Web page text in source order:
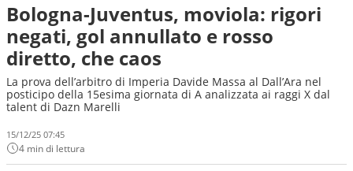
Bologna-Juventus, moviola: rigori
negati, gol annullato e rosso
diretto, che caos
La prova dell’arbitro di Imperia Davide Massa al Dall’Ara nel
posticipo della 15esima giornata di A analizzata ai raggi X dal
talent di Dazn Marelli
15/12/25 07:45
4 min di lettura